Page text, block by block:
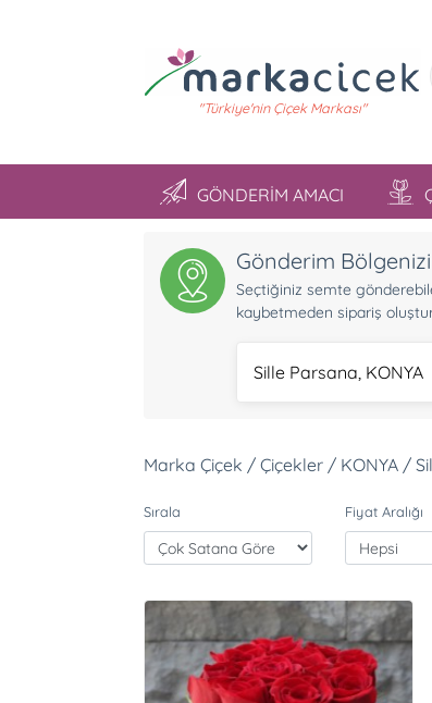
"Türkiye'nin Çiçek Markası"
GÖNDERİM AMACI
Gönderim
Seçtiğiniz semte
kaybetmeden sipariş
Sille Parsana, KONYA
Marka Çiçek / Çiçekler / KONYA /
Sırala Fiyat Aralığı